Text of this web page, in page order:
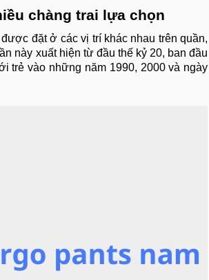
chàng trai lựa chọn
đặt ở các vị trí khác nhau trên quần,
này xuất hiện từ đầu thế kỷ 20, ban đầu
trẻ vào những năm 1990, 2000 và ngày